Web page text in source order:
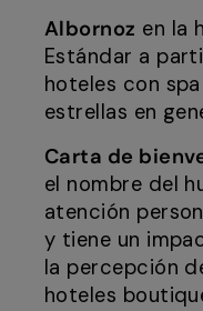
Albornoz en la
Estándar a
hoteles con
estrellas en
Carta de
el nombre del
atención
y tiene un
la percepción
hoteles